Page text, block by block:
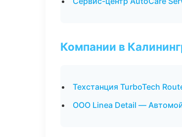
Компании в
Техстанция TurboTech
ООО Linea Detail —